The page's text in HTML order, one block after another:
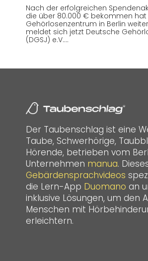
Nach der erfolgreichen
die über 80.000 € bekommen
Gehörlosenzentrum in Berlin
meldet sich jetzt Deutsche
(DGSJ) e.V.…
Der Taubenschlag ist eine
Taube, Schwerhörige,
Hörende, betrieben vom
Unternehmen manua.
Gebärdensprachvideos
die Lern-App Duomano an
inklusive Lösungen, um den
Menschen mit
erleichtern.